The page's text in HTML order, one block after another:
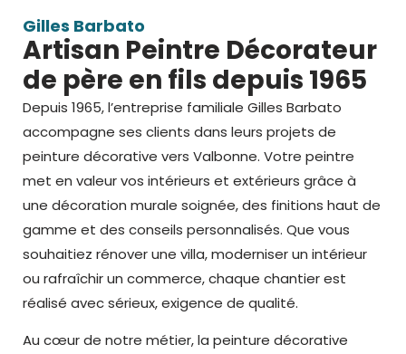
Gilles Barbato
Artisan Peintre Décorateur
de père en fils depuis 1965
Depuis 1965, l’entreprise familiale Gilles Barbato
accompagne ses clients dans leurs projets de
peinture décorative vers Valbonne. Votre peintre
met en valeur vos intérieurs et extérieurs grâce à
une décoration murale soignée, des finitions haut de
gamme et des conseils personnalisés. Que vous
souhaitiez rénover une villa, moderniser un intérieur
ou rafraîchir un commerce, chaque chantier est
réalisé avec sérieux, exigence de qualité.
Au cœur de notre métier, la peinture décorative